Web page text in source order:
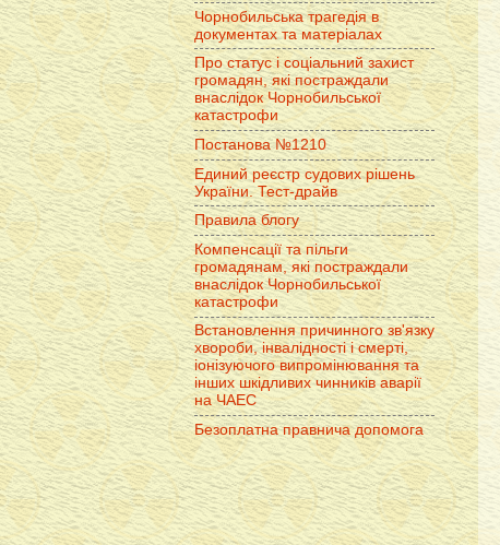
Чорнобильська трагедія в
документах та матеріалах
Про статус і соціальний захист
громадян, які постраждали
внаслідок Чорнобильської
катастрофи
Постанова №1210
Единий реєстр судових рішень
України. Тест-драйв
Правила блогу
Компенсації та пільги
громадянам, які постраждали
внаслідок Чорнобильської
катастрофи
Встановлення причинного зв'язку
хвороби, інвалідності і смерті,
іонізуючого випромінювання та
інших шкідливих чинників аварії
на ЧАЕС
Безоплатна правнича допомога